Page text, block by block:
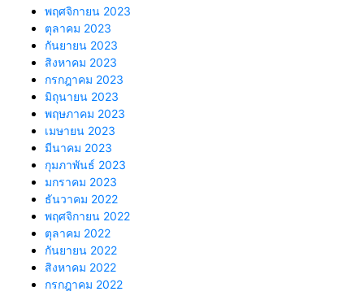
พฤศจิกายน 2023
ตุลาคม 2023
กันยายน 2023
สิงหาคม 2023
กรกฎาคม 2023
มิถุนายน 2023
พฤษภาคม 2023
เมษายน 2023
มีนาคม 2023
กุมภาพันธ์ 2023
มกราคม 2023
ธันวาคม 2022
พฤศจิกายน 2022
ตุลาคม 2022
กันยายน 2022
สิงหาคม 2022
กรกฎาคม 2022